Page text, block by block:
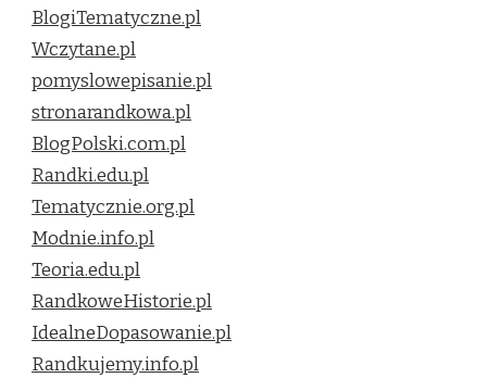
BlogiTematyczne.pl
Wczytane.pl
pomyslowepisanie.pl
stronarandkowa.pl
BlogPolski.com.pl
Randki.edu.pl
Tematycznie.org.pl
Modnie.info.pl
Teoria.edu.pl
RandkoweHistorie.pl
IdealneDopasowanie.pl
Randkujemy.info.pl